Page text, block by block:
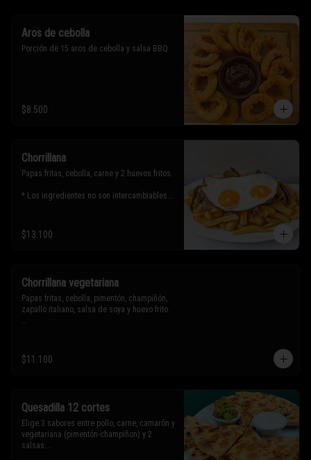
Aros de cebolla
Porción de 15 aros de cebolla y salsa BBQ.
$8.500
Chorrillana
Papas fritas, cebolla, carne y 2 huevos fritos.
* Los ingredientes no son intercambiables.
$13.100
Chorrillana vegetariana
Papas fritas, cebolla, pimentón, champiñón,
zapallo italiano, salsa de soya y huevo frito.
Sólo puedes solicitar eliminar un
ingrediente.
$11.100
Quesadilla 12 cortes
Elige 3 sabores entre pollo, carne, camarón y
vegetariana (pimentón-champiñon) y 2
salsas.